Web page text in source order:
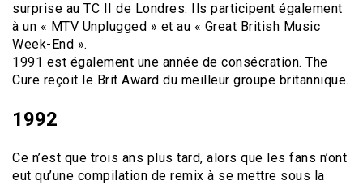
surprise au TC II de Londres. Ils participent également
à un « MTV Unplugged » et au « Great British Music
Week-End ».
1991 est également une année de consécration. The
Cure reçoit le Brit Award du meilleur groupe britannique.
1992
Ce n’est que trois ans plus tard, alors que les fans n’ont
eut qu’une compilation de remix à se mettre sous la